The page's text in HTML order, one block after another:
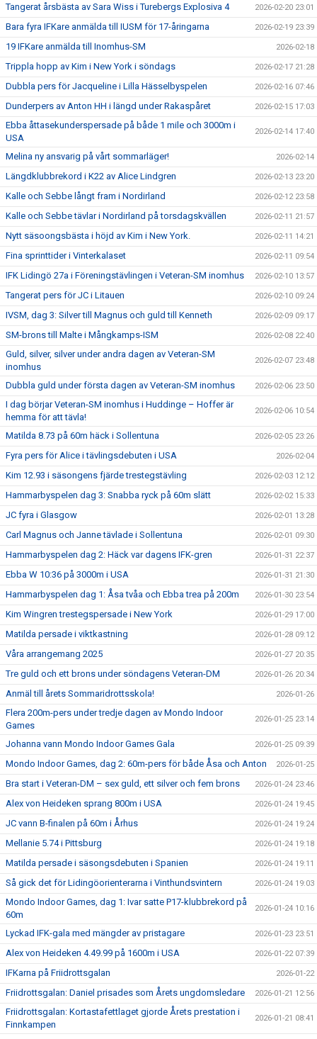
Tangerat årsbästa av Sara Wiss i Turebergs Explosiva 4 2026-02-20 23:01
Bara fyra IFKare anmälda till IUSM för 17-åringarna 2026-02-19 23:39
19 IFKare anmälda till Inomhus-SM 2026-02-18
Trippla hopp av Kim i New York i söndags 2026-02-17 21:28
Dubbla pers för Jacqueline i Lilla Hässelbyspelen 2026-02-16 07:46
Dunderpers av Anton HH i längd under Rakaspåret 2026-02-15 17:03
Ebba åttasekunderspersade på både 1 mile och 3000m i
USA
2026-02-14 17:40
Melina ny ansvarig på vårt sommarläger! 2026-02-14
Längdklubbrekord i K22 av Alice Lindgren 2026-02-13 23:20
Kalle och Sebbe långt fram i Nordirland 2026-02-12 23:58
Kalle och Sebbe tävlar i Nordirland på torsdagskvällen 2026-02-11 21:57
Nytt säsoongsbästa i höjd av Kim i New York. 2026-02-11 14:21
Fina sprinttider i Vinterkalaset 2026-02-11 09:54
IFK Lidingö 27a i Föreningstävlingen i Veteran-SM inomhus 2026-02-10 13:57
Tangerat pers för JC i Litauen 2026-02-10 09:24
IVSM, dag 3: Silver till Magnus och guld till Kenneth 2026-02-09 09:17
SM-brons till Malte i Mångkamps-ISM 2026-02-08 22:40
Guld, silver, silver under andra dagen av Veteran-SM
inomhus
2026-02-07 23:48
Dubbla guld under första dagen av Veteran-SM inomhus 2026-02-06 23:50
I dag börjar Veteran-SM inomhus i Huddinge – Hoffer är
hemma för att tävla!
2026-02-06 10:54
Matilda 8.73 på 60m häck i Sollentuna 2026-02-05 23:26
Fyra pers för Alice i tävlingsdebuten i USA 2026-02-04
Kim 12.93 i säsongens fjärde trestegstävling 2026-02-03 12:12
Hammarbyspelen dag 3: Snabba ryck på 60m slätt 2026-02-02 15:33
JC fyra i Glasgow 2026-02-01 13:28
Carl Magnus och Janne tävlade i Sollentuna 2026-02-01 09:30
Hammarbyspelen dag 2: Häck var dagens IFK-gren 2026-01-31 22:37
Ebba W 10:36 på 3000m i USA 2026-01-31 21:30
Hammarbyspelen dag 1: Åsa tvåa och Ebba trea på 200m 2026-01-30 23:54
Kim Wingren trestegspersade i New York 2026-01-29 17:00
Matilda persade i viktkastning 2026-01-28 09:12
Våra arrangemang 2025 2026-01-27 20:35
Tre guld och ett brons under söndagens Veteran-DM 2026-01-26 20:34
Anmäl till årets Sommaridrottsskola! 2026-01-26
Flera 200m-pers under tredje dagen av Mondo Indoor
Games
2026-01-25 23:14
Johanna vann Mondo Indoor Games Gala 2026-01-25 09:39
Mondo Indoor Games, dag 2: 60m-pers för både Åsa och Anton 2026-01-25
Bra start i Veteran-DM – sex guld, ett silver och fem brons 2026-01-24 23:46
Alex von Heideken sprang 800m i USA 2026-01-24 19:45
JC vann B-finalen på 60m i Århus 2026-01-24 19:24
Mellanie 5.74 i Pittsburg 2026-01-24 19:18
Matilda persade i säsongsdebuten i Spanien 2026-01-24 19:11
Så gick det för Lidingöorienterarna i Vinthundsvintern 2026-01-24 19:03
Mondo Indoor Games, dag 1: Ivar satte P17-klubbrekord på
60m
2026-01-24 10:16
Lyckad IFK-gala med mängder av pristagare 2026-01-23 23:51
Alex von Heideken 4.49.99 på 1600m i USA 2026-01-22 07:39
IFKarna på Friidrottsgalan 2026-01-22
Friidrottsgalan: Daniel prisades som Årets ungdomsledare 2026-01-21 12:56
Friidrottsgalan: Kortastafettlaget gjorde Årets prestation i
Finnkampen
2026-01-21 08:41